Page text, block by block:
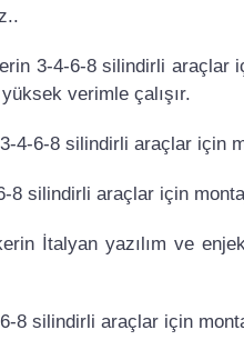
3-4-6-8 silindirli araçlar
verimle çalışır.
4-6-8 silindirli araçlar için
8 silindirli araçlar için
İtalyan yazılım ve
8 silindirli araçlar için